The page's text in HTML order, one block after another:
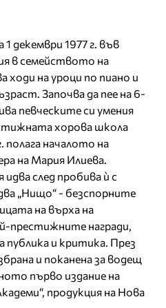
декември 1977 г. във
в семейството на
ходи на уроци по пиано и
Започва да пее на 6-
певческите си умения
хорова школа
началото на
на Мария Илиева.
след пробива ѝ с
„Нищо“ - безспорните
на върха на
престижните награди,
публика и критика. През
и поканена за водещ
първо издание на
продукция на Нова